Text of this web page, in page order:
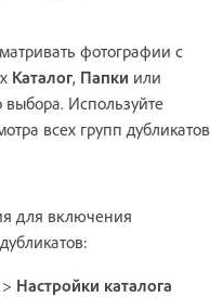
фотографии с
Каталог, Папки или
Используйте
всех групп дубликатов
для включения
> Настройки каталога